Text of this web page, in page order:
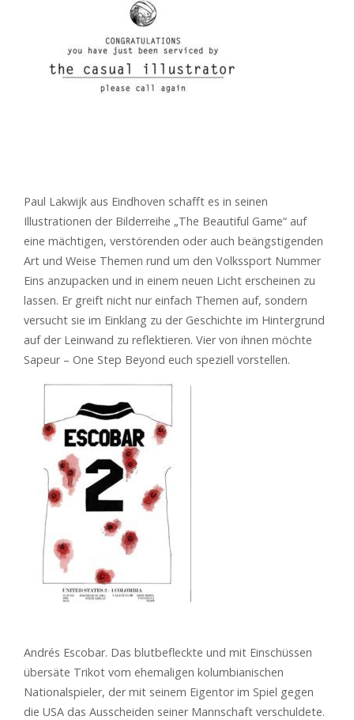
Paul Lakwijk aus Eindhoven schafft es in seinen
Illustrationen der Bilderreihe „The Beautiful Game“ auf
eine mächtigen, verstörenden oder auch beängstigenden
Art und Weise Themen rund um den Volkssport Nummer
Eins anzupacken und in einem neuen Licht erscheinen zu
lassen. Er greift nicht nur einfach Themen auf, sondern
versucht sie im Einklang zu der Geschichte im Hintergrund
auf der Leinwand zu reflektieren. Vier von ihnen möchte
Sapeur – One Step Beyond euch speziell vorstellen.
Andrés Escobar. Das blutbefleckte und mit Einschüssen
übersäte Trikot vom ehemaligen kolumbianischen
Nationalspieler, der mit seinem Eigentor im Spiel gegen
die USA das Ausscheiden seiner Mannschaft verschuldete.